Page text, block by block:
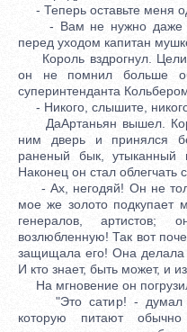
- Теперь оставьте меня
- Вам не нужно даже
перед уходом капитан
Король вздрогнул.
он не помнил больше
суперинтенданта
- Никого, слышите,
ДаАртаньян вышел.
ним дверь и принялся
раненый бык, утыканный
Наконец он стал облегчать
- Ах, негодяй! Он не
мое же золото подкупает
генералов,
возлюбленную! Так вот
защищала его! Она делала
И кто знает, быть может, и
На мгновение он
"Это сатир! - думал он
которую питают